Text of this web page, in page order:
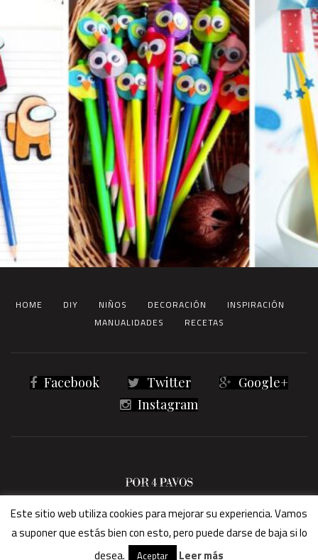
HOME DIY NIÑOS DECORACIÓN
INSPIRACIÓN
MANUALIDADES
RECETAS
Facebook Twitter
Google+
Instagram
® 2023 Por4Pavos -Términos legales
Este sitio web utiliza cookies para mejorar su experiencia. Vamos
a suponer que estás bien con esto, pero puede darse de baja si lo
desea.
Aceptar Leer más